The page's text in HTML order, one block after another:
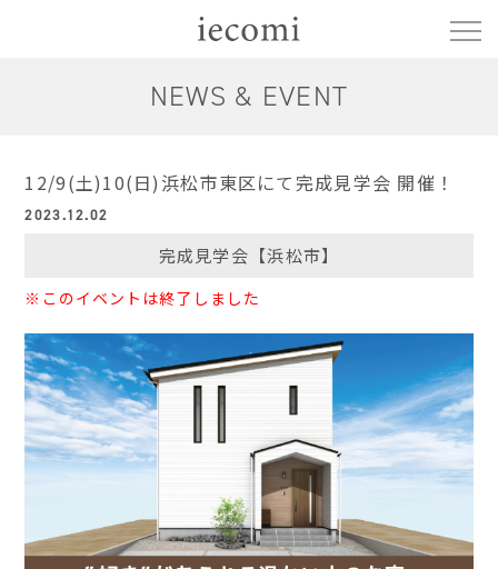
NEWS & EVENT
12/9(土)10(日)浜松市東区にて完成見学会 開催！
2023.12.02
完成見学会【浜松市】
※このイベントは終了しました